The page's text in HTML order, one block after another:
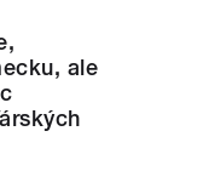
ale